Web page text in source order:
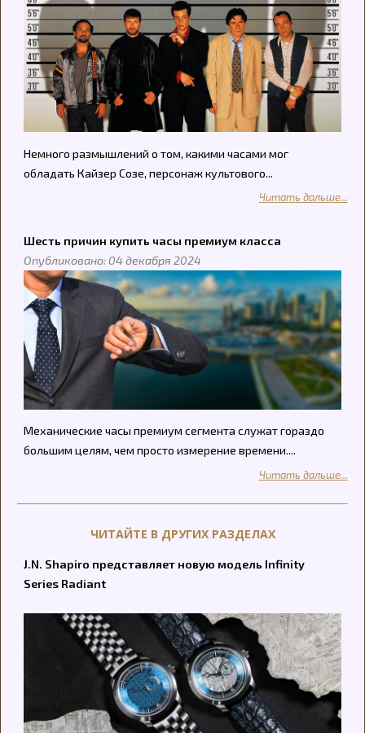
Немного размышлений о том, какими часами мог
обладать Кайзер Созе, персонаж культового...
Читать дальше...
Шесть причин купить часы премиум класса
Опубликовано: 04 декабря 2024
Механические часы премиум сегмента служат гораздо
большим целям, чем просто измерение времени....
Читать дальше...
ЧИТАЙТЕ В ДРУГИХ РАЗДЕЛАХ
J.N. Shapiro представляет новую модель Infinity
Series Radiant